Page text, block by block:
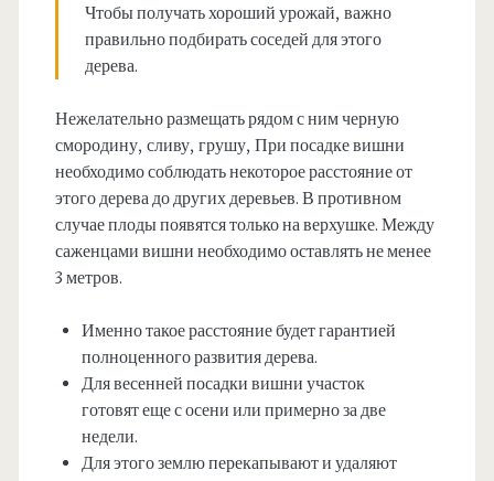
Чтобы получать хороший урожай, важно
правильно подбирать соседей для этого
дерева.
Нежелательно размещать рядом с ним черную
смородину, сливу, грушу, При посадке вишни
необходимо соблюдать некоторое расстояние от
этого дерева до других деревьев. В противном
случае плоды появятся только на верхушке. Между
саженцами вишни необходимо оставлять не менее
3 метров.
Именно такое расстояние будет гарантией
полноценного развития дерева.
Для весенней посадки вишни участок
готовят еще с осени или примерно за две
недели.
Для этого землю перекапывают и удаляют